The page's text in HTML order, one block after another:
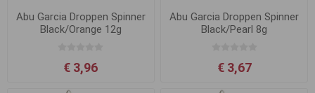
Abu Garcia Droppen Spinner
Black/Orange 12g
€ 3,96
Abu Garcia Droppen Spinner
Black/Pearl 8g
€ 3,67